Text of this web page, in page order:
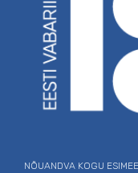
NÕUANDVA KOGU